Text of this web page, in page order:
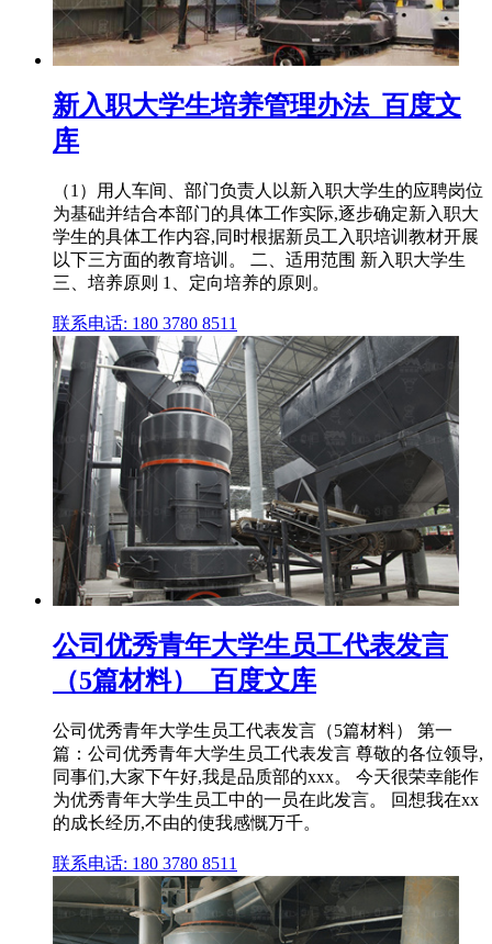
新入职大学生培养管理办法_百度文
库
（1）用人车间、部门负责人以新入职大学生的应聘岗位
为基础并结合本部门的具体工作实际,逐步确定新入职大
学生的具体工作内容,同时根据新员工入职培训教材开展
以下三方面的教育培训。 二、适用范围 新入职大学生
三、培养原则 1、定向培养的原则。
联系电话: 180 3780 8511
公司优秀青年大学生员工代表发言
（5篇材料）_百度文库
公司优秀青年大学生员工代表发言（5篇材料） 第一
篇：公司优秀青年大学生员工代表发言 尊敬的各位领导,
同事们,大家下午好,我是品质部的xxx。 今天很荣幸能作
为优秀青年大学生员工中的一员在此发言。 回想我在xx
的成长经历,不由的使我感慨万千。
联系电话: 180 3780 8511